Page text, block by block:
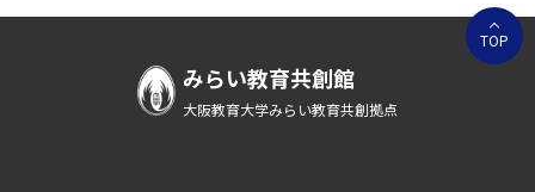
TOP
みらい教育共創館
大阪教育大学みらい教育共創拠点